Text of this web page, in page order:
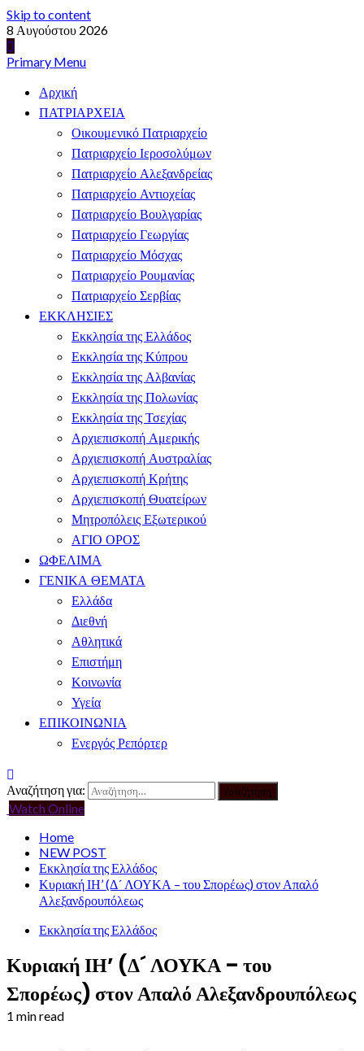
Skip to content
8 Αυγούστου 2026
Primary Menu
Αρχική
ΠΑΤΡΙΑΡΧΕΙΑ
Οικουμενικό Πατριαρχείο
Πατριαρχείο Ιεροσολύμων
Πατριαρχείο Αλεξανδρείας
Πατριαρχείο Αντιοχείας
Πατριαρχείο Βουλγαρίας
Πατριαρχείο Γεωργίας
Πατριαρχείο Μόσχας
Πατριαρχείο Ρουμανίας
Πατριαρχείο Σερβίας
ΕΚΚΛΗΣΙΕΣ
Εκκλησία της Ελλάδος
Εκκλησία της Κύπρου
Εκκλησία της Αλβανίας
Εκκλησία της Πολωνίας
Εκκλησία της Τσεχίας
Αρχιεπισκοπή Αμερικής
Αρχιεπισκοπή Αυστραλίας
Αρχιεπισκοπή Κρήτης
Αρχιεπισκοπή Θυατείρων
Μητροπόλεις Εξωτερικού
ΑΓΙΟ ΟΡΟΣ
ΩΦΕΛΙΜΑ
ΓΕΝΙΚΑ ΘΕΜΑΤΑ
Ελλάδα
Διεθνή
Αθλητικά
Επιστήμη
Κοινωνία
Υγεία
ΕΠΙΚΟΙΝΩΝΙΑ
Ενεργός Ρεπόρτερ
Αναζήτηση για:
Watch Online
Home
NEW POST
Εκκλησία της Ελλάδος
Κυριακή ΙΗ’ (Δ´ ΛΟΥΚΑ – του Σπορέως) στον Απαλό
Αλεξανδρουπόλεως
Εκκλησία της Ελλάδος
Κυριακή ΙΗ’ (Δ´ ΛΟΥΚΑ – του
Σπορέως) στον Απαλό Αλεξανδρουπόλεως
1 min read